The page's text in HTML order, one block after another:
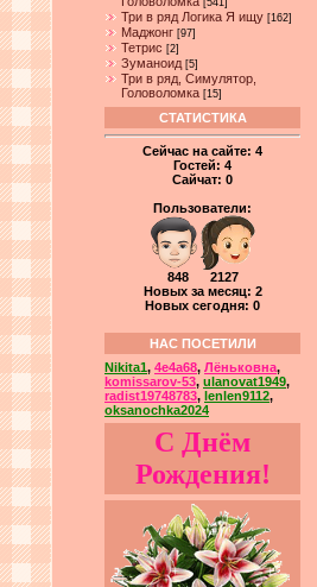
Три в ряд Логика Я ищу [162]
Маджонг [97]
Тетрис [2]
Зуманоид [5]
Три в ряд, Симулятор,
Головоломка [15]
СТАТИСТИКА
Сейчас на сайте: 4
Гостей: 4
Сайчат: 0
Пользователи:
848 2127
Новых за месяц: 2
Новых сегодня: 0
НАС ПОСЕТИЛИ
Nikita1, 4e4a68, Лёньковна,
komissarov-53, ulanovat1949,
radist19748783, lenlen9112,
oksanochka2024
С Днём
Рождения!